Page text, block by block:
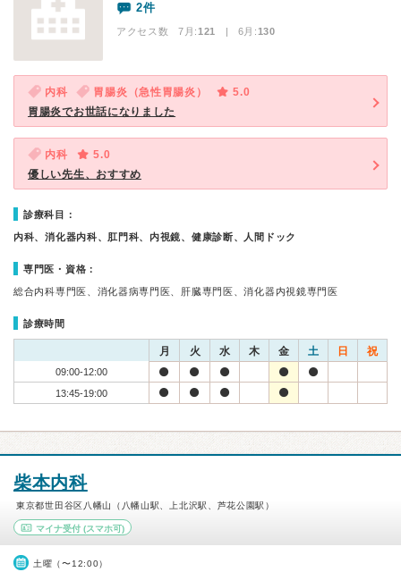
2件
アクセス数 7月:121 | 6月:130
内科 胃腸炎（急性胃腸炎）
5.0
胃腸炎でお世話になりました
内科
5.0
優しい先生、おすすめ
診療科目：
内科、消化器内科、肛門科、内視鏡、健康診断、人間ドック
専門医・資格：
総合内科専門医、消化器病専門医、肝臓専門医、消化器内視鏡専門医
診療時間
月 火 水 木 金 土 日 祝
09:00-12:00
13:45-19:00
柴本内科
東京都世田谷区八幡山（八幡山駅、上北沢駅、芦花公園駅）
マイナ受付 (スマホ可)
土曜（〜12:00）